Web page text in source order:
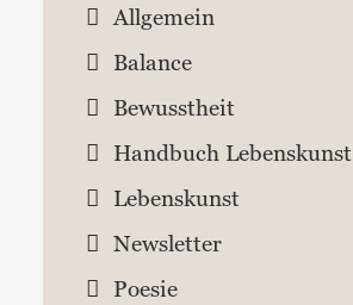
Allgemein
Balance
Bewusstheit
Handbuch Lebenskunst
Lebenskunst
Newsletter
Poesie